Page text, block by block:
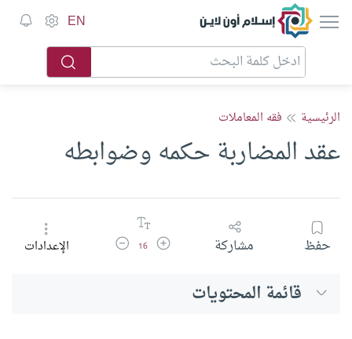
إسلام أون لاين EN
الرئيسية فقه المعاملات
عقد المضاربة حكمه وضوابطه
حفظ مشاركة زيادة حجم الخط
16 تقليل حجم الخطالإعدادات
قائمة المحتويات